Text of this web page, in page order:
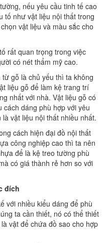
nếu yêu cầu tinh tế cao
tố như vật liệu nội thất trong
vật liệu và màu sắc cho
rất quan trọng trong việc
có nét thẩm mỹ cao.
gỗ là chủ yếu thì ta không
liệu gỗ để làm kệ trang trí
nhất với nhà. Vật liệu gỗ có
dáng phù hợp với yêu
vật liệu nội thất nhiều nhất.
cách hiện đại đồ nội thất
công nghiệp cao thì ta nên
để là kệ treo tường phù
có giá thành rẻ hơn so với
đích
với nhiều kiểu dáng để phù
ta cần thiết, nó có thể thiết
vật để chứa đồ sao cho hợp